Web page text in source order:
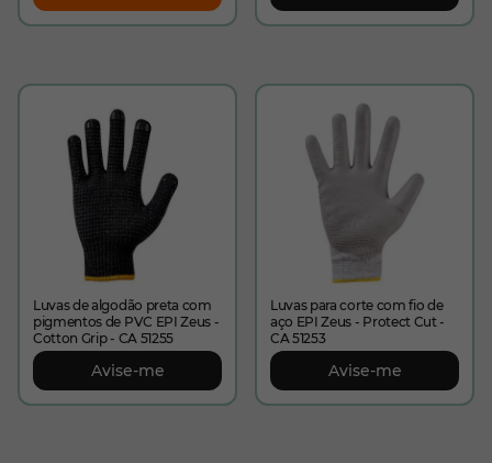
Luvas de algodão preta com
pigmentos de PVC EPI Zeus -
Cotton Grip - CA 51255
Avise-me
Luvas para corte com fio de
aço EPI Zeus - Protect Cut -
CA 51253
Avise-me